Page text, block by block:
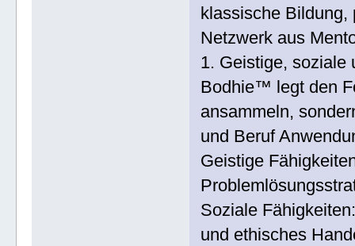
klassische Bildung,
Netzwerk aus
1. Geistige, soziale
Bodhie™ legt den
ansammeln,
und Beruf
Geistige
Soziale
und ethisches